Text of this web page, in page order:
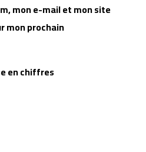
mon e-mail et mon site
mon prochain
en chiffres